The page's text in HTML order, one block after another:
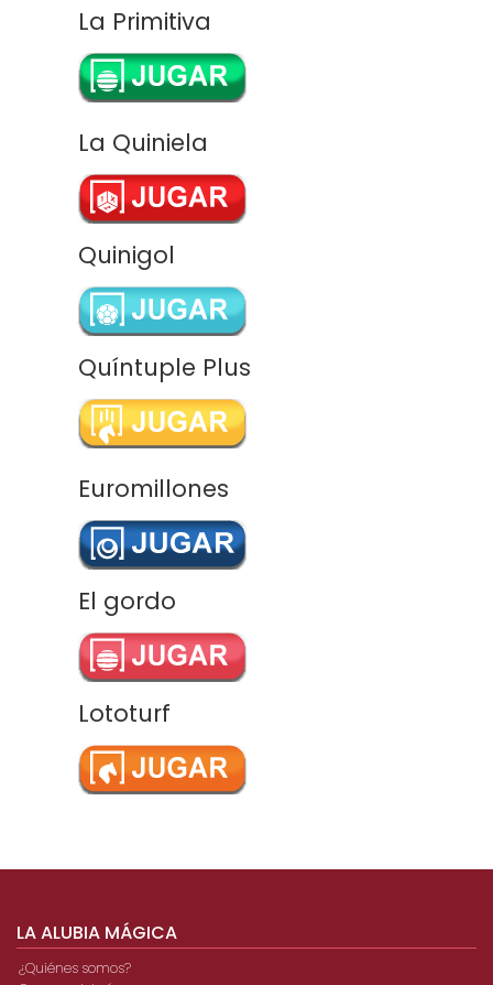
La Primitiva
La Quiniela
Quinigol
Quíntuple Plus
Euromillones
El gordo
Lototurf
LA ALUBIA MÁGICA
¿Quiénes somos?